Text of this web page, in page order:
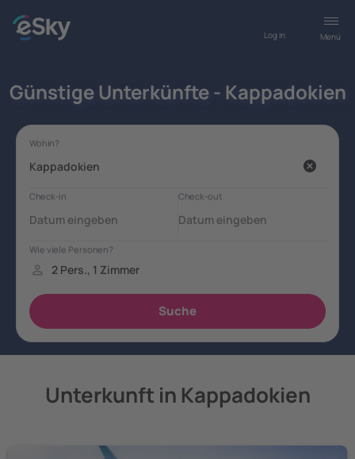
Menü
Log in
Günstige Unterkünfte - Kappadokien
Unterkunft in Kappadokien